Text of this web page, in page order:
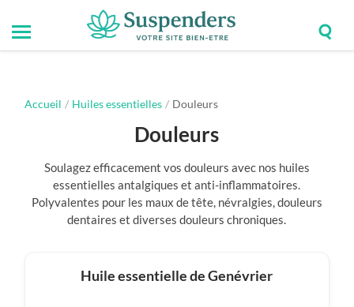
Suspenders
Toggle
mobile
Accueil / Huiles essentielles / Douleurs
Douleurs
Soulagez efficacement vos douleurs avec nos huiles
essentielles antalgiques et anti-inflammatoires.
Polyvalentes pour les maux de tête, névralgies, douleurs
dentaires et diverses douleurs chroniques.
Huile essentielle de Genévrier